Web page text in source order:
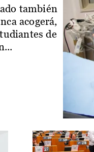
también
acogerá,
de